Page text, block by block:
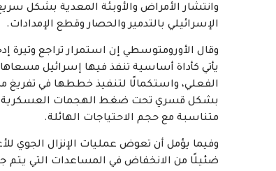
وانتشار الأمراض والأوبئة المعدية بشكل
الإسرائيلي بالتدمير والحصار وقطع الإمدادات.
وقال الأورومتوسطي إن استمرار تراجع وتيرة
يأتي كأداة أساسية تنفذ فيها إسرائيل
الفعلي، واستكمالًا لتنفيذ خططها في تفريغ
بشكل قسري تحت ضغط الهجمات العسكرية
متناسبة مع حجم الاحتياجات الهائلة.
وفيما يؤمل أن تعوض عمليات الإنزال الجوي
ضئيلًا من الانخفاض في المساعدات التي يتم